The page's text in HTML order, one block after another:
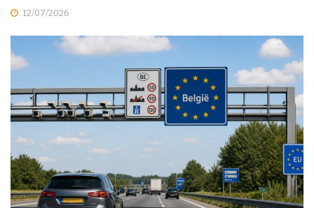
12/07/2026